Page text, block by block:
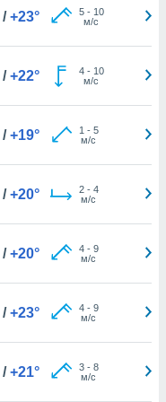
/ +23° 5- 10
м/с
/ +22° 4- 10
м/с
/ +19° 1 - 5
м/с
/ +20° 2- 4
м/с
/ +20° 4- 9
м/с
/ +23° 4- 9
м/с
/ +21° 3- 8
м/с